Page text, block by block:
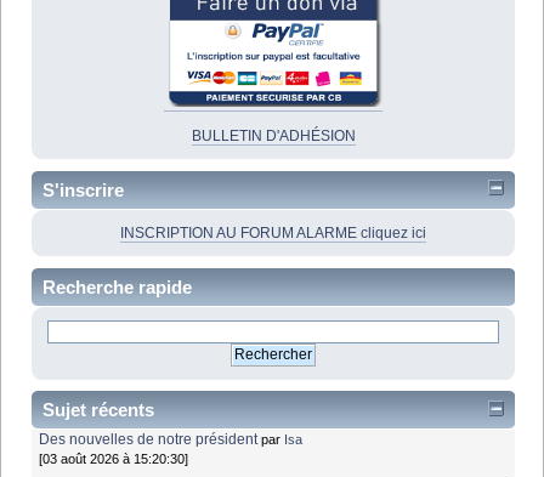
BULLETIN D'ADHÉSION
S'inscrire
INSCRIPTION AU FORUM ALARME cliquez ici
Recherche rapide
Sujet récents
Des nouvelles de notre président par Isa
[03 août 2026 à 15:20:30]